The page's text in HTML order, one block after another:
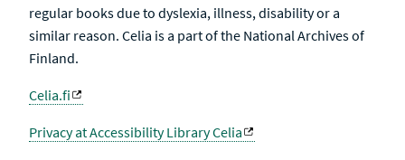
regular books due to dyslexia, illness, disability or a
similar reason. Celia is a part of the National Archives of
Finland.
Celia.fi
Privacy at Accessibility Library Celia